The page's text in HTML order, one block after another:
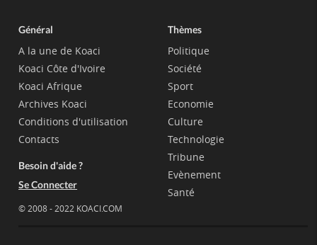
Général
A la une de Koaci
Koaci Côte d'Ivoire
Koaci Afrique
Archives Koaci
Conditions d'utilisation
Contacts
Besoin d'aide ?
Se Connecter
© 2008 - 2022 KOACI.COM
Thèmes
Politique
Société
Sport
Economie
Culture
Technologie
Tribune
Evènement
Santé